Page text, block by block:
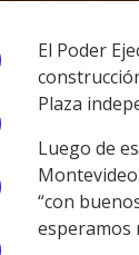
Facebook
WhatsApp
El Poder
Plaza
Luego de
“con
esperamos